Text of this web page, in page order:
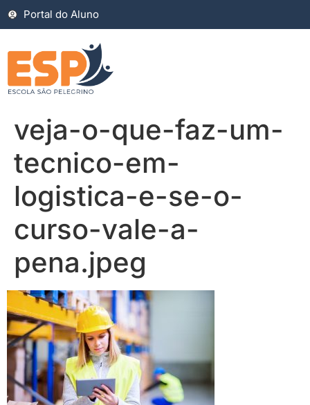
Portal do Aluno
veja-o-que-faz-um-
tecnico-em-
logistica-e-se-o-
curso-vale-a-
pena.jpeg